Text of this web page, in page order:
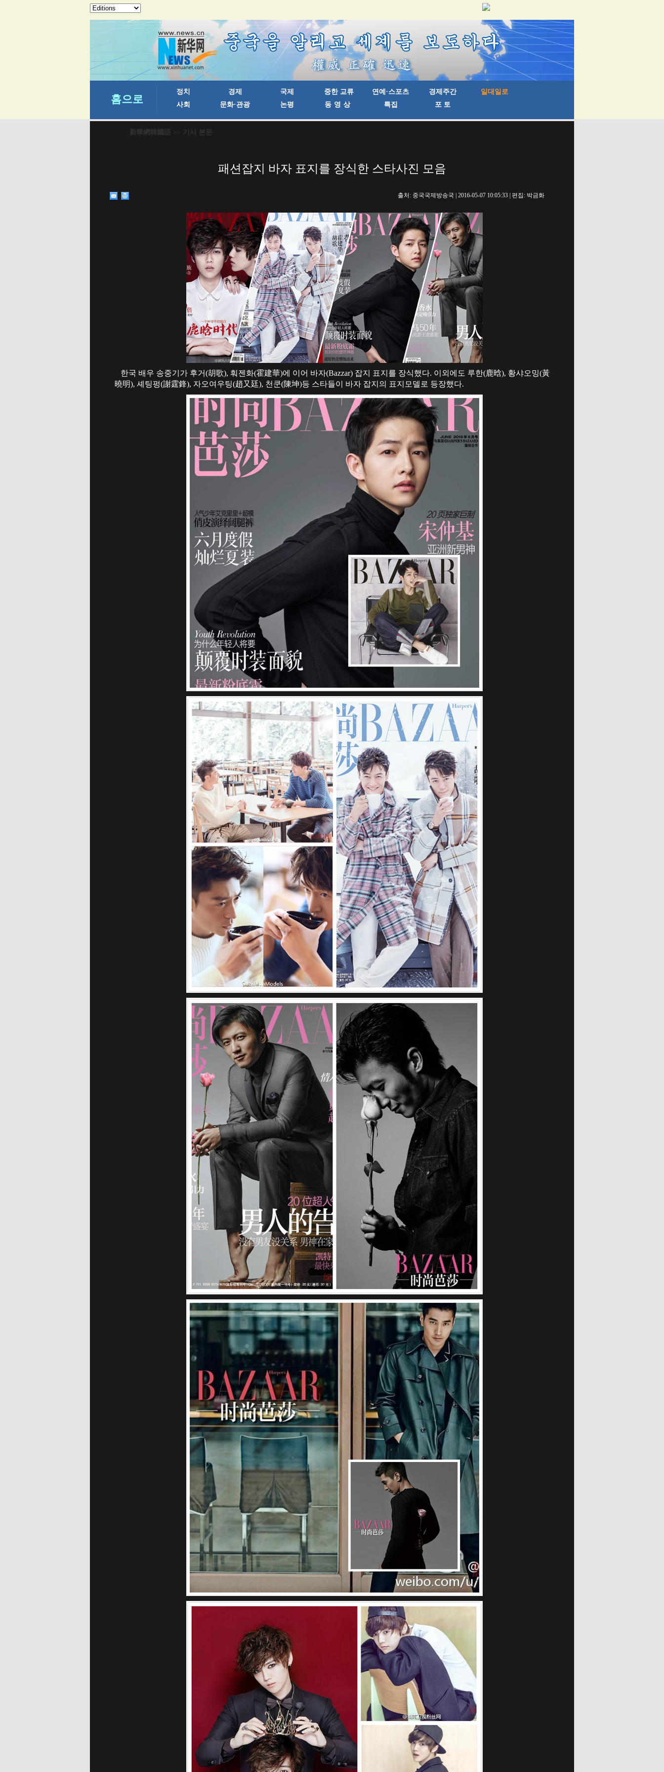
新華網韓國語 >> 기사 본문
패션잡지 바자 표지를 장식한 스타사진 모음
출처: 중국국제방송국 | 2016-05-07 10:05:33 | 편집: 박금화
한국 배우 송중기가 후거(胡歌), 훠젠화(霍建華)에 이어 바자(Bazzar) 잡지 표지를 장식했다. 이외에도 루한(鹿晗), 황샤오밍(黃
曉明), 셰팅펑(謝霆鋒), 자오여우팅(趙又廷), 천쿤(陳坤)등 스타들이 바자 잡지의 표지모델로 등장했다.